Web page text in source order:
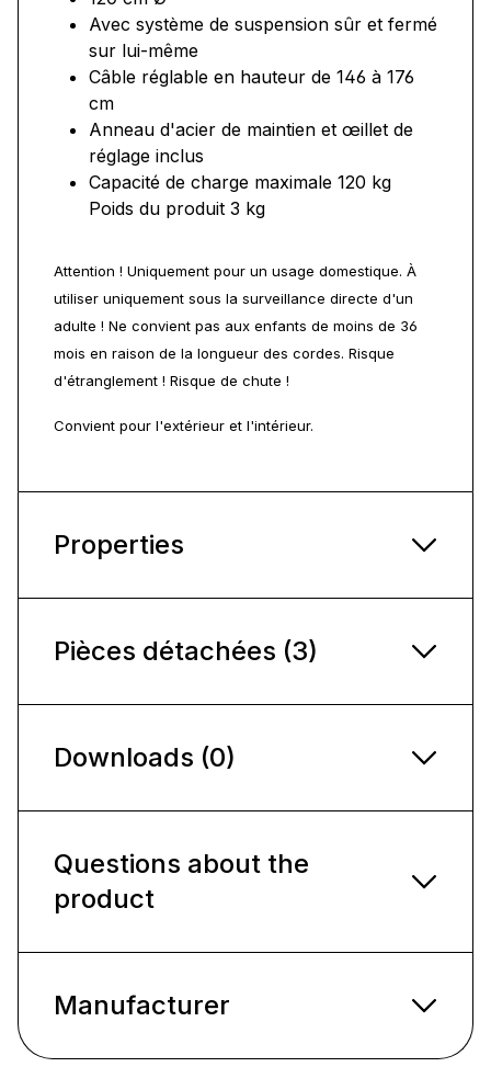
Avec système de suspension sûr et fermé
sur lui-même
Câble réglable en hauteur de 146 à 176
cm
Anneau d'acier de maintien et œillet de
réglage inclus
Capacité de charge maximale 120 kg
Poids du produit 3 kg
Attention ! Uniquement pour un usage domestique. À
utiliser uniquement sous la surveillance directe d'un
adulte ! Ne convient pas aux enfants de moins de 36
mois en raison de la longueur des cordes. Risque
d'étranglement ! Risque de chute !
Convient pour l'extérieur et l'intérieur.
Properties
Pièces détachées (3)
Downloads (0)
Questions about the
product
Manufacturer